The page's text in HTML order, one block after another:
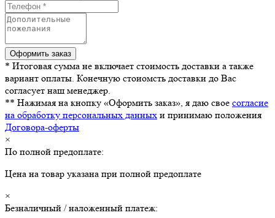
* Итоговая сумма не включает стоимость доставки а также
вариант оплаты. Конечную стоиомсть доставки до Вас
согласует наш менеджер.
** Нажимая на кнопку «Оформить заказ», я даю свое согласие
на обработку персональных данных и принимаю положения
Договора-оферты
×
По полной предоплате:
Цена на товар указана при полной предоплате
×
Безналичный / наложенный платеж: